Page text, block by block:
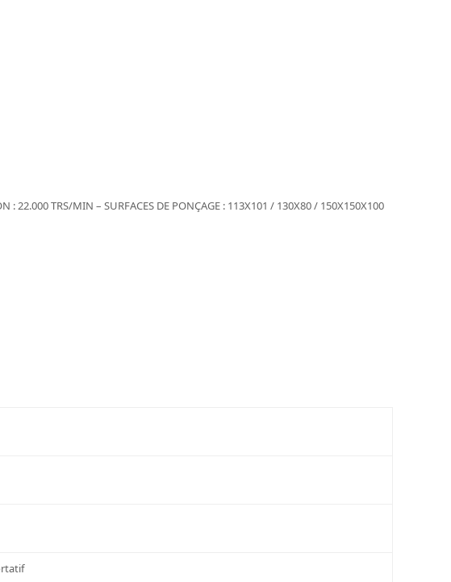
: 22.000 TRS/MIN – SURFACES DE PONÇAGE : 113X101 / 130X80 / 150X150X100